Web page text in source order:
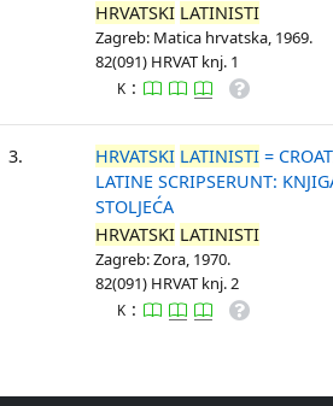
HRVATSKI LATINISTI
Zagreb: Matica hrvatska, 1969.
82(091) HRVAT knj. 1
K :
3. HRVATSKI LATINISTI =
LATINE SCRIPSERUNT:
STOLJEĆA
HRVATSKI LATINISTI
Zagreb: Zora, 1970.
82(091) HRVAT knj. 2
K :